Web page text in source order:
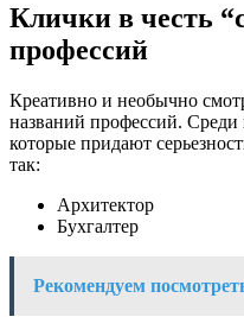
Клички в честь
профессий
Креативно и необычно
названий профессий. Среди
которые придают
так:
Архитектор
Бухгалтер
Рекомендуем